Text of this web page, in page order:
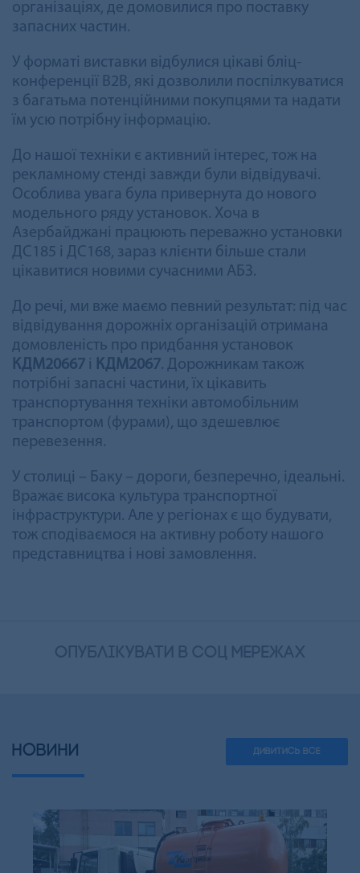
організаціях, де домовилися про поставку
запасних частин.
У форматі виставки відбулися цікаві бліц-
конференції В2В, які дозволили поспілкуватися
з багатьма потенційними покупцями та надати
їм усю потрібну інформацію.
До нашої техніки є активний інтерес, тож на
рекламному стенді завжди були відвідувачі.
Особлива увага була привернута до нового
модельного ряду установок. Хоча в
Азербайджані працюють переважно установки
ДС185 і ДС168, зараз клієнти більше стали
цікавитися новими сучасними АБЗ.
До речі, ми вже маємо певний результат: під час
відвідування дорожніх організацій отримана
домовленість про придбання установок
КДМ20667 і КДМ2067. Дорожникам також
потрібні запасні частини, їх цікавить
транспортування техніки автомобільним
транспортом (фурами), що здешевлює
перевезення.
У столиці – Баку – дороги, безперечно, ідеальні.
Вражає висока культура транспортної
інфраструктури. Але у регіонах є що будувати,
тож сподіваємося на активну роботу нашого
представництва і нові замовлення.
опублікувати в соц мережах
НОВИНИ ДИВИТИСЬ ВСЕ